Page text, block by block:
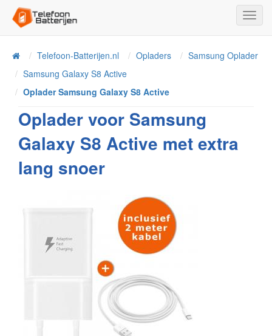
HomeTelefoon-Batterijen.nl Opladers
Samsung Oplader
Samsung Galaxy S8 Active
Oplader Samsung Galaxy S8 Active
Oplader voor Samsung
Galaxy S8 Active met extra
lang snoer